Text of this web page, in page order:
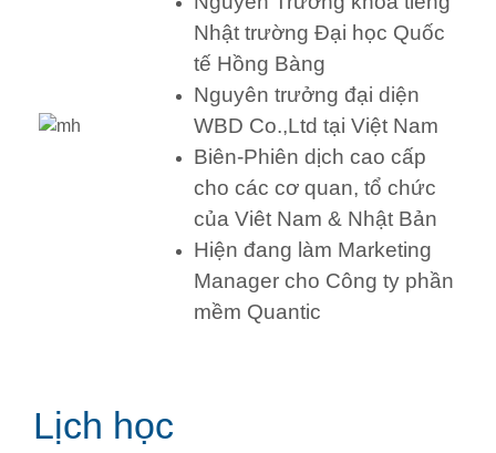
Nhật trường Đại học Quốc
tế Hồng Bàng
Nguyên trưởng đại diện
WBD Co.,Ltd tại Việt Nam
Biên-Phiên dịch cao cấp
cho các cơ quan, tổ chức
của Viêt Nam & Nhật Bản
Hiện đang làm Marketing
Manager cho Công ty phần
mềm Quantic
Lịch học